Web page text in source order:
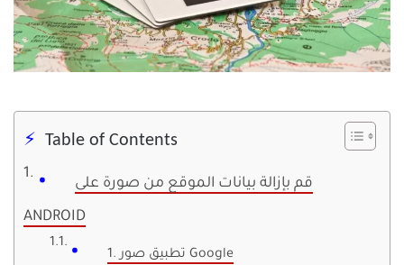
Table of Contents
قم بإزالة بيانات الموقع من صورة على
ANDROID
1. تطبيق صور Google